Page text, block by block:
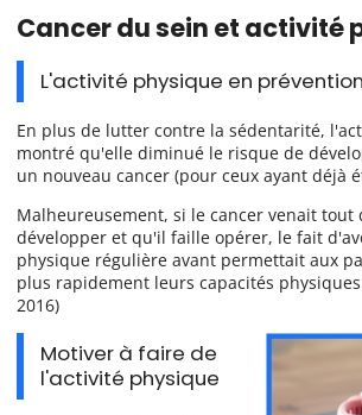
Cancer du sein et activité
L'activité physique en prévention
En plus de lutter contre la sédentarité,
montré qu'elle diminué le risque de
un nouveau cancer (pour ceux ayant déjà
Malheureusement, si le cancer venait tout
développer et qu'il faille opérer, le fait
physique régulière avant permettait aux
plus rapidement leurs capacités
2016)
Motiver à faire de
l'activité physique